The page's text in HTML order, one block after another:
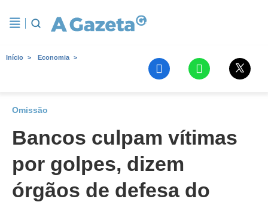
Início Economia
Omissão
Bancos culpam vítimas
por golpes, dizem
órgãos de defesa do